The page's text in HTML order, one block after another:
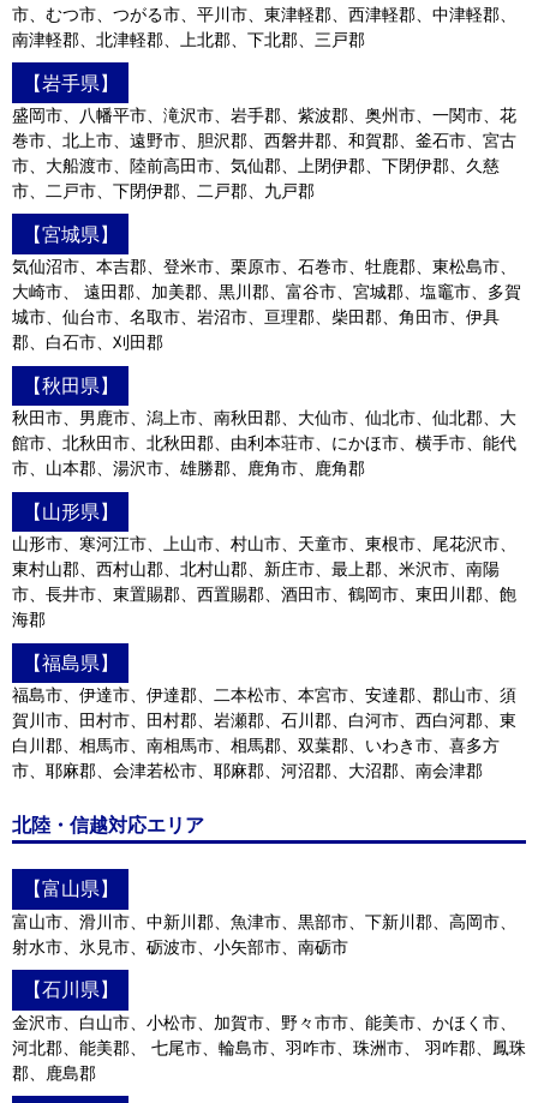
市、むつ市、つがる市、平川市、東津軽郡、西津軽郡、中津軽郡、
南津軽郡、北津軽郡、上北郡、下北郡、三戸郡
【岩手県】
盛岡市、八幡平市、滝沢市、岩手郡、紫波郡、奥州市、一関市、花
巻市、北上市、遠野市、胆沢郡、西磐井郡、和賀郡、釜石市、宮古
市、大船渡市、陸前高田市、気仙郡、上閉伊郡、下閉伊郡、久慈
市、二戸市、下閉伊郡、二戸郡、九戸郡
【宮城県】
気仙沼市、本吉郡、登米市、栗原市、石巻市、牡鹿郡、東松島市、
大崎市、 遠田郡、加美郡、黒川郡、富谷市、宮城郡、塩竈市、多賀
城市、仙台市、名取市、岩沼市、亘理郡、柴田郡、角田市、伊具
郡、白石市、刈田郡
【秋田県】
秋田市、男鹿市、潟上市、南秋田郡、大仙市、仙北市、仙北郡、大
館市、北秋田市、北秋田郡、由利本荘市、にかほ市、横手市、能代
市、山本郡、湯沢市、雄勝郡、鹿角市、鹿角郡
【山形県】
山形市、寒河江市、上山市、村山市、天童市、東根市、尾花沢市、
東村山郡、西村山郡、北村山郡、新庄市、最上郡、米沢市、南陽
市、長井市、東置賜郡、西置賜郡、酒田市、鶴岡市、東田川郡、飽
海郡
【福島県】
福島市、伊達市、伊達郡、二本松市、本宮市、安達郡、郡山市、須
賀川市、田村市、田村郡、岩瀬郡、石川郡、白河市、西白河郡、東
白川郡、相馬市、南相馬市、相馬郡、双葉郡、いわき市、喜多方
市、耶麻郡、会津若松市、耶麻郡、河沼郡、大沼郡、南会津郡
北陸・信越対応エリア
【富山県】
富山市、滑川市、中新川郡、魚津市、黒部市、下新川郡、高岡市、
射水市、氷見市、砺波市、小矢部市、南砺市
【石川県】
金沢市、白山市、小松市、加賀市、野々市市、能美市、かほく市、
河北郡、能美郡、 七尾市、輪島市、羽咋市、珠洲市、 羽咋郡、鳳珠
郡、鹿島郡